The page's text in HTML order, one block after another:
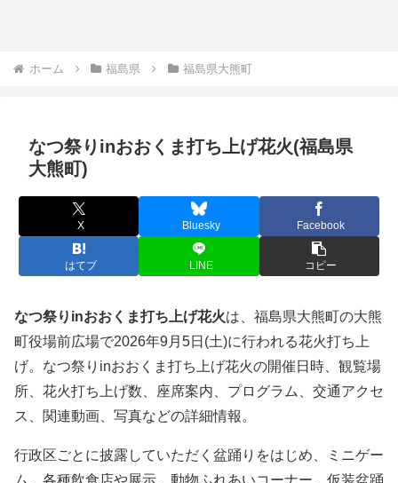
ホーム 福島県 福島県大熊町
なつ祭りinおおくま打ち上げ花火(福島県
大熊町)
X Bluesky Facebook
はてブ LINE コピー
なつ祭りinおおくま打ち上げ花火は、福島県大熊町の大熊
町役場前広場で2026年9月5日(土)に行われる花火打ち上
げ。なつ祭りinおおくま打ち上げ花火の開催日時、観覧場
所、花火打ち上げ数、座席案内、プログラム、交通アクセ
ス、関連動画、写真などの詳細情報。
行政区ごとに披露していただく盆踊りをはじめ、ミニゲー
ム、各種飲食店や展示、動物ふれあいコーナー、仮装盆踊